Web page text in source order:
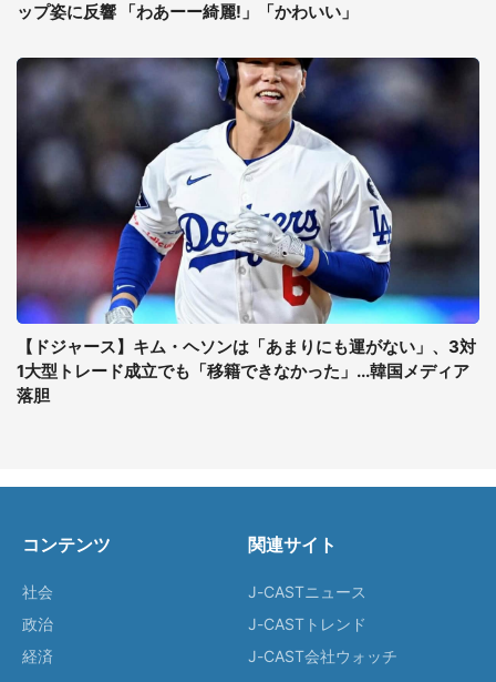
ップ姿に反響 「わあーー綺麗!」「かわいい」
【ドジャース】キム・ヘソンは「あまりにも運がない」、3対
1大型トレード成立でも「移籍できなかった」...韓国メディア
落胆
コンテンツ
社会
政治
経済
関連サイト
J-CASTニュース
J-CASTトレンド
J-CAST会社ウォッチ